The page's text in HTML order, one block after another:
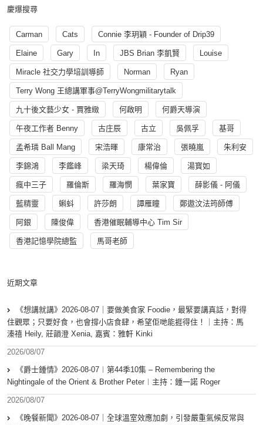
慶爆搜尋
Carman Cats Connie 李玥穎 - Founder of Drip39
Elaine Gary In JBS Brian 李凱賢 Louise
Miracle 社交力學培訓導師 Norman Ryan
Terry Wong 王總講軍事@TerryWongmilitarytalk
九十後文藝少女 - 賈雅緻 何啟明 何爵天導演
午夜工作者 Benny 古庄辰 古立 吳佩孚 基哥
孟希璘 Ball Mang 宋浩暉 康常治 張曉嵐 朱利安
李錦鴻 李鑑峰 梁天琦 楊偉倫 湯寳如
瘋中三子 羅倫斯 羅海憫 葉家寶 薛影儀 - 阿儀
藍精靈 蝌蚪 許莎朗 譚雁瞳 鄭遨汶法筠師傅
阿銀 陳俊偉 香港催眠輔導中心 Tim Sir
香港記憶學院總監 馬哥老師
近期文章
《想講就講》2026-08-07｜要做美食家 Foodie，最緊要講真話，對得
住觀眾；只要好食，也會撐小店食肆，希望佢哋能捱得住！｜主持：馬
溱禧 Heily, 莊韻澄 Xenia, 嘉賓：雅軒 Kinki
2026/08/07
《爵士鍾情》2026-08-07︱第44季10集 – Remembering the
Nightingale of the Orient & Brother Peter︱主持：鍾一諾 Roger
2026/08/07
《晚餐新聞》2026-08-07｜全球溫室效應加劇，引發嚴重氣候反常與